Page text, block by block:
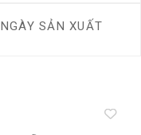
NGÀY SẢN XUẤT